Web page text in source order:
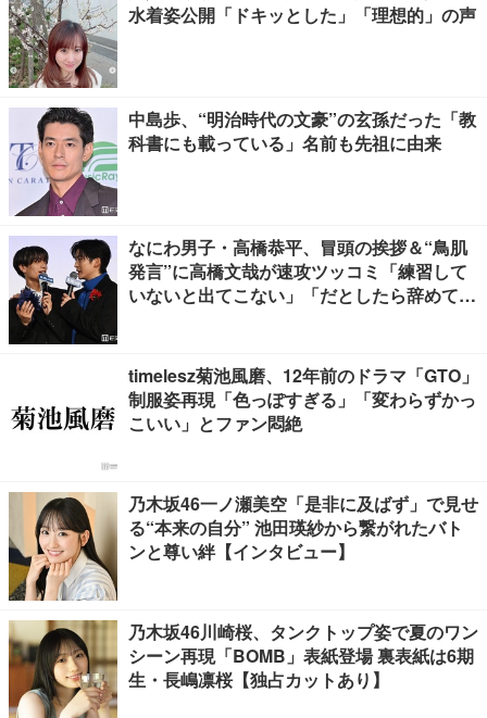
水着姿公開「ドキッとした」「理想的」の声
中島歩、“明治時代の文豪”の玄孫だった「教
科書にも載っている」名前も先祖に由来
なにわ男子・高橋恭平、冒頭の挨拶＆“鳥肌
発言”に高橋文哉が速攻ツッコミ「練習して
いないと出てこない」「だとしたら辞めてく
timelesz菊池風磨、12年前のドラマ「GTO」
制服姿再現「色っぽすぎる」「変わらずかっ
こいい」とファン悶絶
乃木坂46一ノ瀬美空「是非に及ばず」で見せ
る“本来の自分” 池田瑛紗から繋がれたバト
ンと尊い絆【インタビュー】
乃木坂46川崎桜、タンクトップ姿で夏のワン
シーン再現「BOMB」表紙登場 裏表紙は6期
生・長嶋凛桜【独占カットあり】